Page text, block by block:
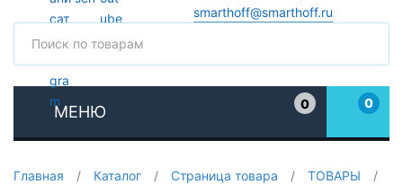
smarthoff@smarthoff.ru
МЕНЮ
0
0
Главная / Каталог / Страница товара / ТОВАРЫ
/